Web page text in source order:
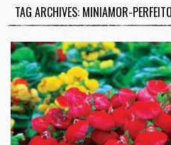
TAG ARCHIVES: MINIAMOR-PERFEITO